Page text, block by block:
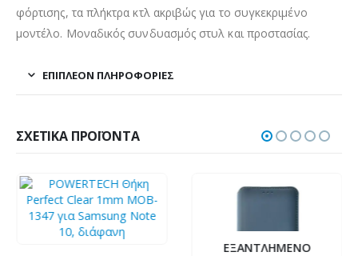
φόρτισης, τα πλήκτρα κτλ ακριβώς για το συγκεκριμένο
μοντέλο. Μοναδικός συνδυασμός στυλ και προστασίας.
ΕΠΙΠΛΈΟΝ ΠΛΗΡΟΦΟΡΊΕΣ
ΣΧΕΤΙΚΆ ΠΡΟΪΌΝΤΑ
ΕΞΑΝΤΛΗΜΈΝΟ